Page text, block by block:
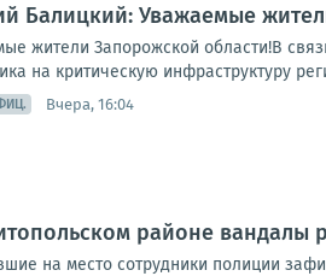
Балицкий: Уважаемые
жители Запорожской области!В
на критическую инфраструктуру
Вчера, 16:04
районе вандалы
на место сотрудники полиции